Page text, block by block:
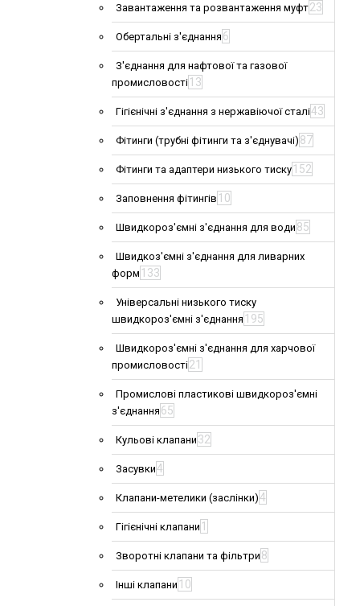
Завантаження та розвантаження муфт23
Обертальні з'єднання 6
З'єднання для нафтової та газової
промисловості 13
Гігієнічні з'єднання з нержавіючої сталі43
Фітинги (трубні фітинги та з'єднувачі) 87
Фітинги та адаптери низького тиску 152
Заповнення фітингів 10
Швидкороз'ємні з'єднання для води 85
Швидкоз'ємні з'єднання для ливарних
форм 133
Універсальні низького тиску
швидкороз'ємні з'єднання 195
Швидкороз'ємні з'єднання для харчової
промисловості21
Промислові пластикові швидкороз'ємні
з'єднання 65
Кульові клапани 32
Засувки4
Клапани-метелики (заслінки)4
Гігієнічні клапани 1
Зворотні клапани та фільтри 8
Інші клапани 10